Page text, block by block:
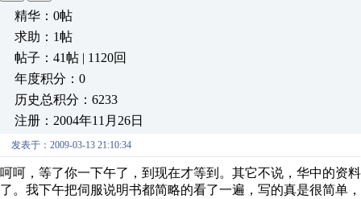
精华：0帖
求助：1帖
帖子：41帖 | 1120回
年度积分：0
历史总积分：6233
注册：2004年11月26日
发表于：2009-03-13 21:10:34
呵呵，等了你一下午了，到现在才等到。其它不说，华中的资
了。我下午把伺服说明书都简略的看了一遍，写的真是很简单